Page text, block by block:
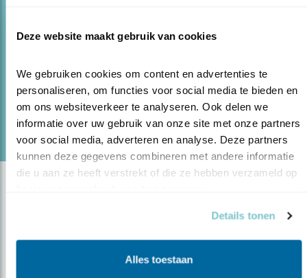
Deze website maakt gebruik van cookies
We gebruiken cookies om content en advertenties te
personaliseren, om functies voor social media te bieden en
om ons websiteverkeer te analyseren. Ook delen we
informatie over uw gebruik van onze site met onze partners
voor social media, adverteren en analyse. Deze partners
kunnen deze gegevens combineren met andere informatie
die u aan ze heeft verstrekt of die ze hebben verzameld op
Details tonen
Alles toestaan
22.03.18Als vrijwilliger het verschil maken voor een
lees meer
Door Jan Vink